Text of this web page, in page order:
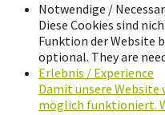
Notwendige /
Diese Cookies sind
Funktion der Website
optional. They are
Erlebnis / Experience
Damit unsere Website
möglich funktioniert.